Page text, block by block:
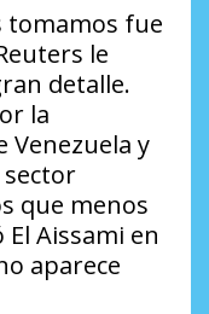
tomamos fue
le
detalle.
la
Venezuela y
que menos
Aissami en
aparece